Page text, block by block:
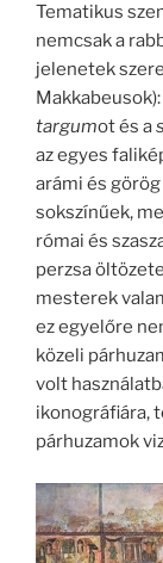
Tematikus
nemcsak a
jelenetek
targumot és a
az egyes
arámi és
sokszínűek,
római és
perzsa
mesterek
ez egyelőre
közeli
volt
ikonográfiára,
párhuzamok